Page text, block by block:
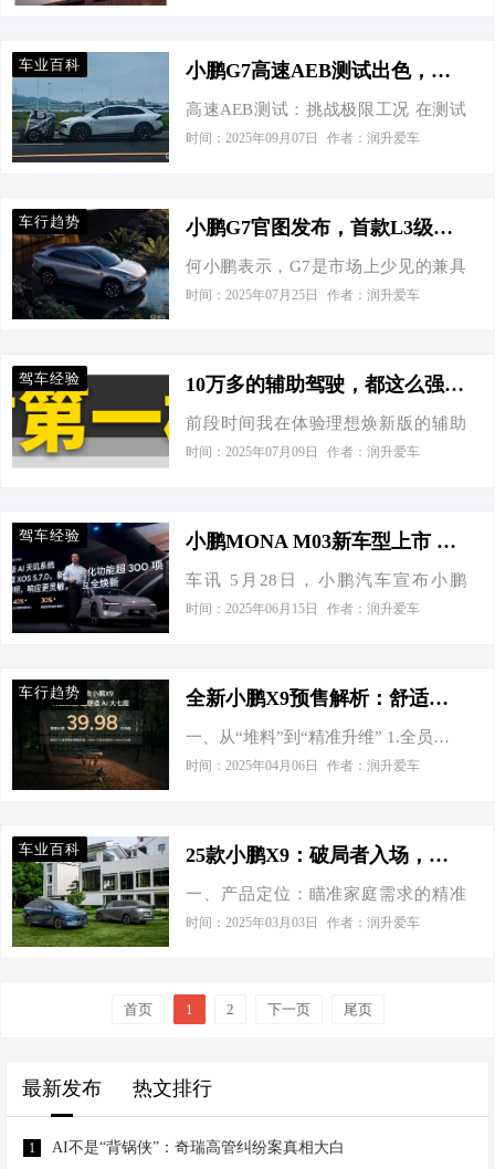
2890mm。从侧面来看，小鹏G7的车
熏黑处理，侧裙加入了镀铬饰条进行
装饰，车顶略带着溜背的设计，搭配
型则是具有不错的辨识度的，尾灯采
型均为纯电动轿车，主要面向家庭用
户，续航能力、智能配置和乘坐舒适
性等方面表现相近，但仔细对比仍存
在一些差异。 首先来看智能驾驶。秦L
实现高速公路行驶和自动泊车。小鹏
大，高速变道表现果断，但在复杂路
口仍需人工接管。零跑B01则配备了激
车位，系统还通过了母婴安全认证。
车业百科 小鹏G7高速AEB测试出色，三颗AI芯片，130km/h制动亮眼
高速AEB测试：挑战极限工况 在测试
中，小鹏G7在车速达到130公里/小时
完成制动，避免了碰撞。这一测试标
准远高于中国AEB性能的“黄金标准”
（120公里/小时），证明其感知系统和
制动响应能力达到了较高水平。 更复
识别并及时制动，展现了其智能驾驶
公里/小时的车速行驶时，仍能有效探
测前方车辆和行人，并在隧道内以80
力。 硬…
时间：2025年09月07日 作者：润升爱车
车行趋势 小鹏G7官图发布，首款L3级算力AI汽车本周首秀
何小鹏表示，G7是市场上少见的兼具
“硬核科技+空间舒适”的智能SUV，是
量感，光影流动，极具美感与张力。
小鹏G7采用了家族式设计风格，最早
出现在P7+上，而放在SUV上也毫不违
和。尾部则是P7+贯穿式的“钩状”尾
1925mm x 1655mm，轴距为
离地间隙和大尺寸尾翼。不同于Model
Y和自家的G6，小鹏G7的设计更加偏
二排头部空间…
时间：2025年07月25日 作者：润升爱车
驾车经验 10万多的辅助驾驶，都这么强了？！
前段时间我在体验理想焕新版的辅助
驾驶时，就曾感叹辅助驾驶技术进步
正被整个行业的发展速度震撼到。毕
竟理想的售价更贵还使用了激光雷
达，成绩好也理所应当，但对于12.98
万元起步的小鹏MONA M03 Max来
得先从MONA M03 Max的硬件参数开
英伟达Orin-X，拥有508 TOPS算力。
在传感器部分，则使用了双目摄像头
时间：2025年07月09日 作者：润升爱车
驾车经验 小鹏MONA M03新车型上市 售价11.98万元起
车讯 5月28日，小鹏汽车宣布小鹏
MONA M03新车型上市，其中MAX版
12.98万元。官方表示，小鹏MONA
M03 Max“人机共驾”功能，智能辅助
驾驶功能6月底OTA升级推送。同时，
推出了全行业唯一的“智驾安心服务”，
大定12566台，超过去年上市同期，其
M03新车型 上市指导价 车型 售价
51…
时间：2025年06月15日 作者：润升爱车
车行趋势 全新小鹏X9预售解析：舒适与智能的再进化，能否改写MPV格局
一、从“堆料”到“精准升维” 1.全员升舱
的极致舒适性2025款小鹏X9以“全员升
构，将零重力座椅与中央过道融合，
实现自由进出与太空舱式乘坐体验的
结合。一二排标配10点式按摩（可升
级至16点式），第三排支持180°全平
乘客也能舒展自如136。此外，7.7㎡的
魔方空间布局，让MPV的“大空间”真
出行、长途旅行甚至露营需求。 2.动
时间：2025年04月06日 作者：润升爱车
车业百科 25款小鹏X9：破局者入场，能否重塑纯电MPV价值标准？
一、产品定位：瞄准家庭需求的精准
进化 25款小鹏X9以39.98万元起售价
略从"颠覆传统MPV"转向"满足家庭场
景的极致舒适需求"。二其升级逻辑直
零部件焕新，将产品力从"六边形战
向突破 1. 空间重构：从"三排妥
时间：2025年03月03日 作者：润升爱车
首页 1 2 下一页 尾页
最新发布 热文排行
1 AI不是“背锅侠”：奇瑞高管纠纷案真相大白